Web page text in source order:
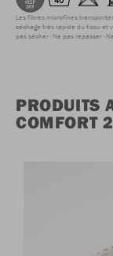
Les fibres microfines
séchage très rapide du tissu et
pas sécher Ne pas repasser
PRODUITS
COMFORT